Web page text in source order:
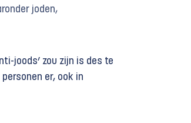
joden,
joods’ zou zijn is des te
er, ook in